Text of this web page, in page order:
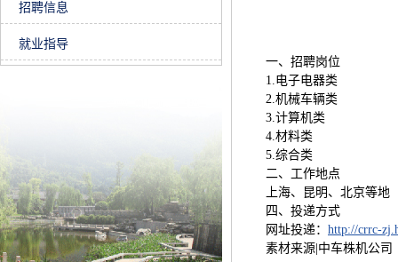
一、招聘岗位
1.电子电器类
2.机械车辆类
3.计算机类
4.材料类
5.综合类
二、工作地点
上海、昆明、北京等地
四、投递方式
网址投递： http://crrc-
素材来源|中车株机公司
招聘信息
就业指导